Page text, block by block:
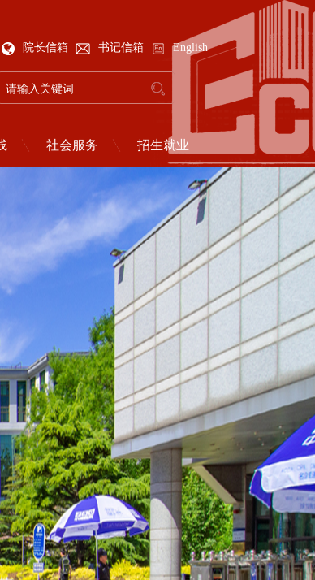
院长信箱 书记信箱 English
社会服务 招生就业